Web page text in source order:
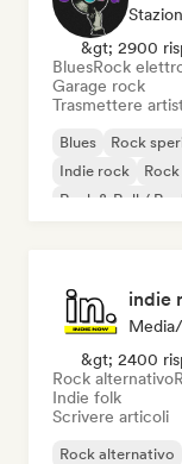
&gt; 2900
BluesRock
Garage rock
Trasmettere
Blues Rock
Indie rock
Rock & Roll /
indie
&gt; 2400
Rock alternativo
Indie folk
Scrivere articoli
Rock alternativo